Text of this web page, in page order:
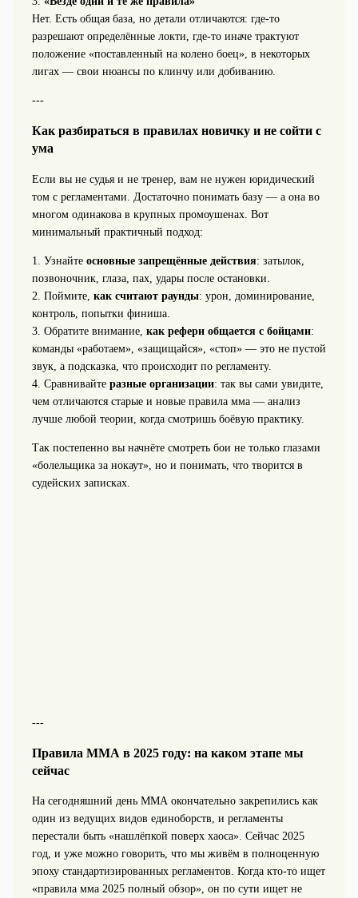
Нет. Есть общая база, но детали отличаются: где‑то
разрешают определённые локти, где‑то иначе трактуют
положение «поставленный на колено боец», в некоторых
лигах — свои нюансы по клинчу или добиванию.
---
Как разбираться в правилах новичку и не сойти с
ума
Если вы не судья и не тренер, вам не нужен юридический
том с регламентами. Достаточно понимать базу — а она во
многом одинакова в крупных промоушенах. Вот
минимальный практичный подход:
1. Узнайте основные запрещённые действия: затылок,
позвоночник, глаза, пах, удары после остановки.
2. Поймите, как считают раунды: урон, доминирование,
контроль, попытки финиша.
3. Обратите внимание, как рефери общается с бойцами:
команды «работаем», «защищайся», «стоп» — это не пустой
звук, а подсказка, что происходит по регламенту.
4. Сравнивайте разные организации: так вы сами увидите,
чем отличаются старые и новые правила мма — анализ
лучше любой теории, когда смотришь боёвую практику.
Так постепенно вы начнёте смотреть бои не только глазами
«болельщика за нокаут», но и понимать, что творится в
судейских записках.
---
Правила ММА в 2025 году: на каком этапе мы
сейчас
На сегодняшний день ММА окончательно закрепились как
один из ведущих видов единоборств, и регламенты
перестали быть «нашлёпкой поверх хаоса». Сейчас 2025
год, и уже можно говорить, что мы живём в полноценную
эпоху стандартизированных регламентов. Когда кто‑то ищет
«правила мма 2025 полный обзор», он по сути ищет не